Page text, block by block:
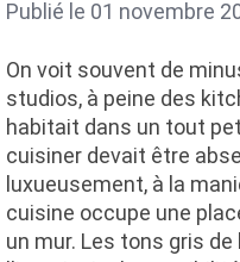
Publié le 01 novembre
On voit souvent de
studios, à peine des
habitait dans un tout
cuisiner devait être
luxueusement, à la
cuisine occupe une
un mur. Les tons gris